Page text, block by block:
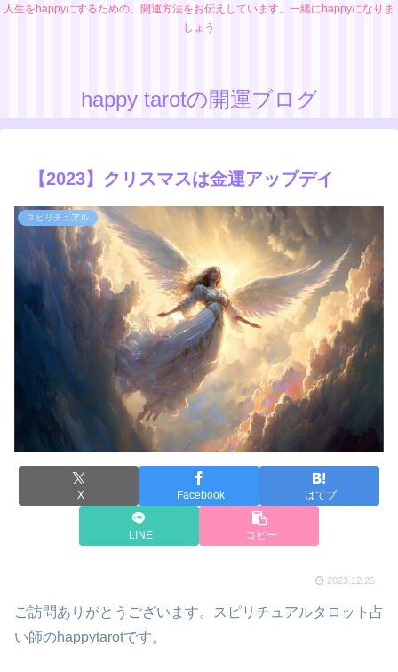
人生をhappyにするための、開運方法をお伝えしています。一緒にhappyになりま
しょう
happy tarotの開運ブログ
【2023】クリスマスは金運アップデイ
スピリチュアル
X Facebook はてブ
LINE コピー
2023.12.25
ご訪問ありがとうございます。スピリチュアルタロット占
い師のhappytarotです。